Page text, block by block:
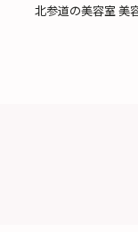
北参道の美容室 美